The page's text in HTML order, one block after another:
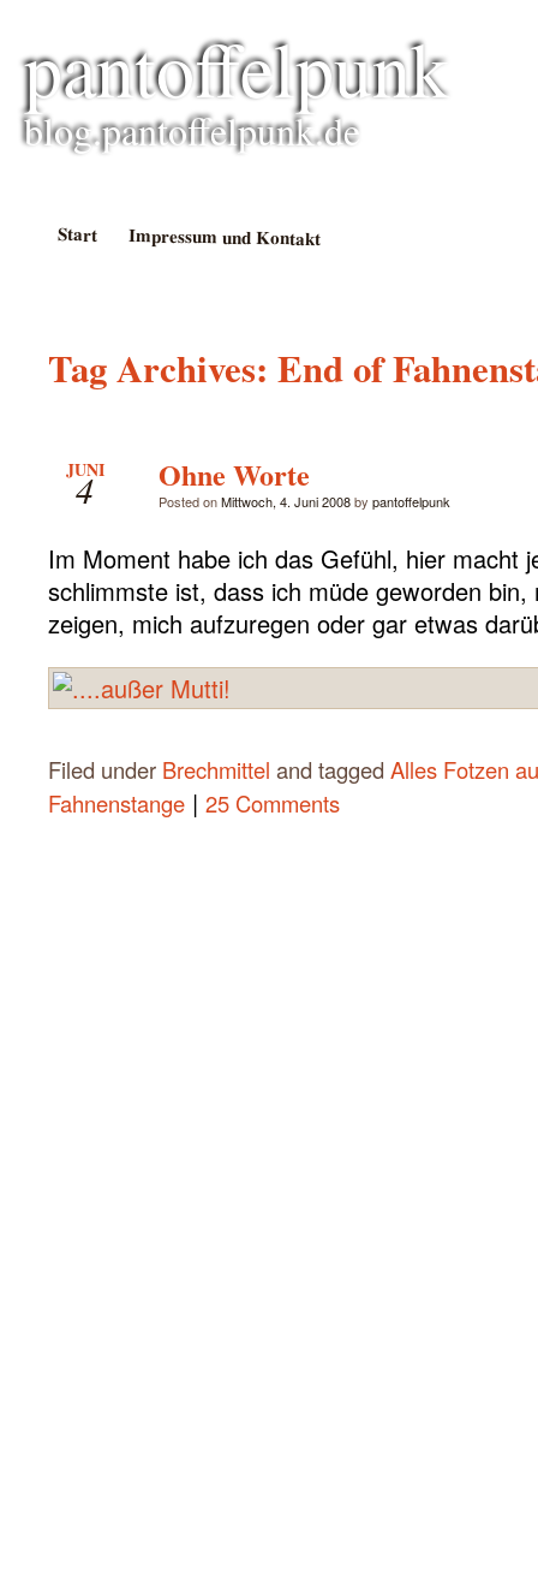
pantoffelpunk
blog.pantoffelpunk.de
Start Impressum und Kontakt
Tag Archives: End of
JUNI
4 Ohne Worte
Posted onMittwoch, 4. Juni 2008by pantoffelpunk
Im Moment habe ich das Gefühl, hier macht
schlimmste ist, dass ich müde geworden
zeigen, mich aufzuregen oder gar etwas
Filed under Brechmittel and tagged Alles Fotzen
Fahnenstange | 25 Comments